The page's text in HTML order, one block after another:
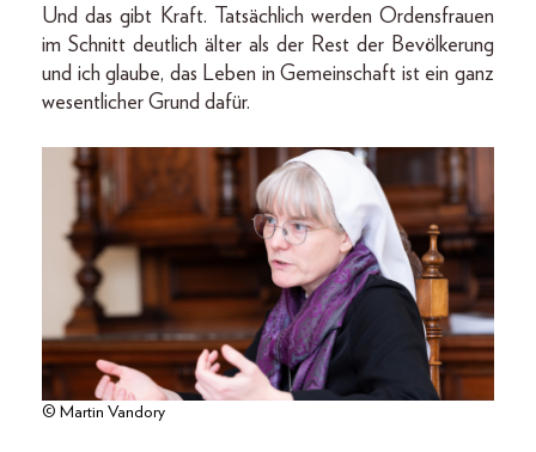
Und das gibt Kraft. Tatsächlich werden Ordensfrauen
im Schnitt deutlich älter als der Rest der Bevölkerung
und ich glaube, das Leben in Gemeinschaft ist ein ganz
wesentlicher Grund dafür.
© Martin Vandory